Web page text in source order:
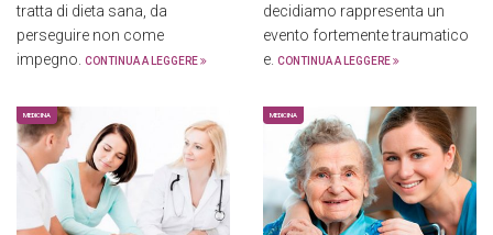
tratta di dieta sana, da
perseguire non come
impegno.
CONTINUA A LEGGERE
decidiamo rappresenta un
evento fortemente traumatico
e. CONTINUA A LEGGERE
MEDICINA MEDICINA